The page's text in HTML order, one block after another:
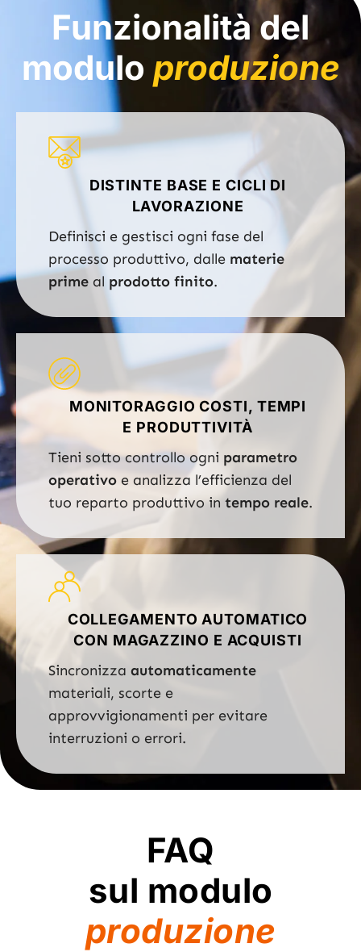
Funzionalità del
modulo produzione
DISTINTE BASE E CICLI DI
LAVORAZIONE
Definisci e gestisci ogni fase del
processo produttivo, dalle materie
prime al prodotto finito.
MONITORAGGIO COSTI, TEMPI
E PRODUTTIVITÀ
Tieni sotto controllo ogni parametro
operativo e analizza l’efficienza del
tuo reparto produttivo in tempo reale.
COLLEGAMENTO AUTOMATICO
CON MAGAZZINO E ACQUISTI
Sincronizza automaticamente
materiali, scorte e
approvvigionamenti per evitare
interruzioni o errori.
FAQ
sul modulo
produzione